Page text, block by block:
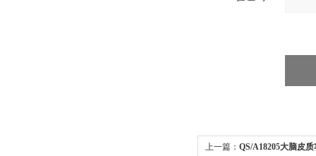
上一篇： QS/A18205大脑皮